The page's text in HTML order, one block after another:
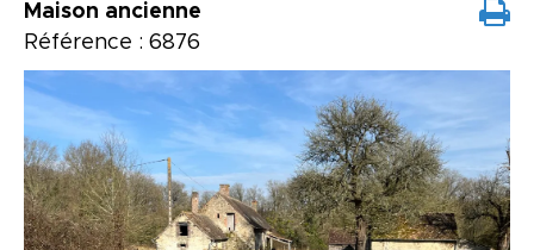
Maison ancienne
Référence : 6876